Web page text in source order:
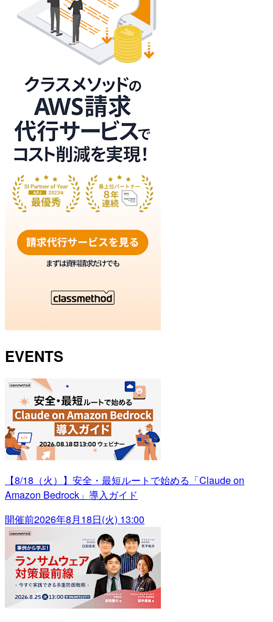
EVENTS
【8/18（火）】安全・最短ルートで始める「Claude on
Amazon Bedrock」導入ガイド
開催前2026年8月18日(火) 13:00